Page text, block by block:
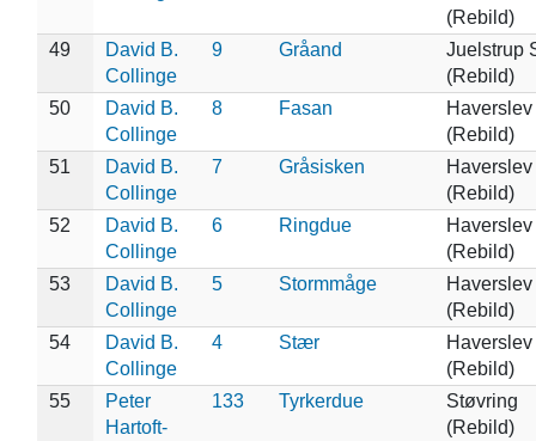
(Rebild)
49
David B.
Collinge
9 Gråand
Juelstrup
(Rebild)
50
David B.
Collinge
8 Fasan
Haverslev
(Rebild)
51
David B.
Collinge
7 Gråsisken
Haverslev
(Rebild)
52
David B.
Collinge
6 Ringdue
Haverslev
(Rebild)
53
David B.
Collinge
5 Stormmåge
Haverslev
(Rebild)
54
David B.
Collinge
4 Stær
Haverslev
(Rebild)
55
Peter
Hartoft-
133 Tyrkerdue
Støvring
(Rebild)